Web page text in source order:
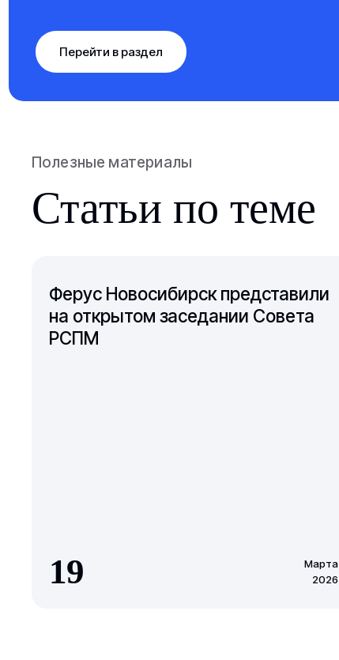
Перейти в раздел
Полезные материалы
Статьи по теме
Ферус Новосибирск представили
на открытом заседании Совета
РСПМ
19
Марта
2026